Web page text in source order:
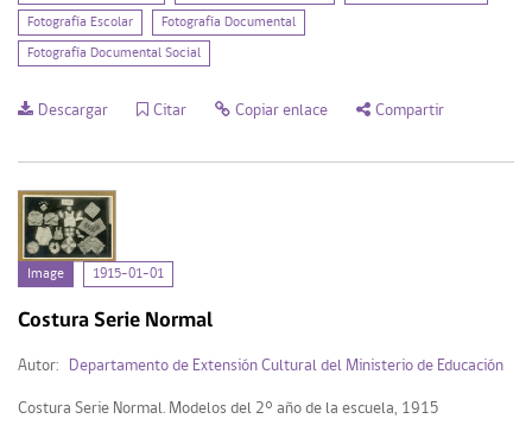
Fotografía Escolar Fotografía Documental
Fotografía Documental Social
Descargar Citar Copiar enlace Compartir
Image 1915-01-01
Costura Serie Normal
Autor: Departamento de Extensión Cultural del Ministerio de Educación
Costura Serie Normal. Modelos del 2° año de la escuela, 1915